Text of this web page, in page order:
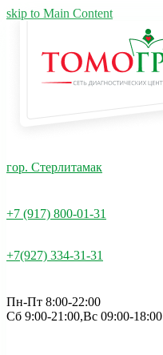
skip to Main Content
гор. Стерлитамак
+7 (917) 800-01-31
+7(927) 334-31-31
Пн-Пт 8:00-22:00
Сб 9:00-21:00,Вс 09:00-18:00